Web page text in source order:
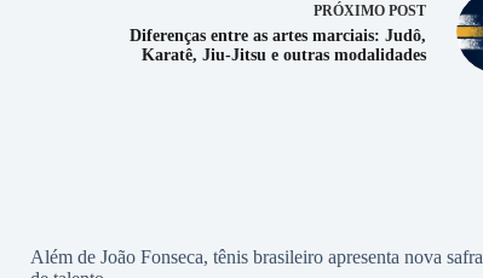
PRÓXIMO POST
Diferenças entre as artes marciais: Judô,
Karatê, Jiu-Jitsu e outras modalidades
Além de João Fonseca, tênis brasileiro apresenta nova safra